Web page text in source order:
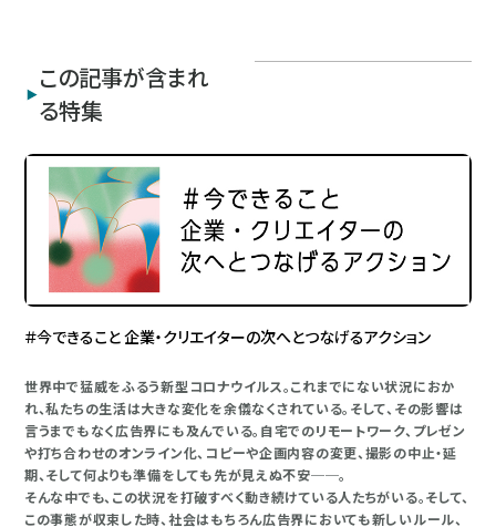
この記事が含まれ
る特集
＃今できること 企業・クリエイターの次へとつなげるアクション
世界中で猛威をふるう新型コロナウイルス。これまでにない状況におか
れ、私たちの生活は大きな変化を余儀なくされている。そして、その影響は
言うまでもなく広告界にも及んでいる。自宅でのリモートワーク、プレゼン
や打ち合わせのオンライン化、コピーや企画内容の変更、撮影の中止・延
期、そして何よりも準備をしても先が見えぬ不安──。
そんな中でも、この状況を打破すべく動き続けている人たちがいる。そして、
この事態が収束した時、社会はもちろん広告界においても新しいルール、